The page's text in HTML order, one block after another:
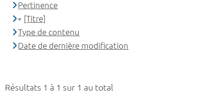
Résultats 1 à 1 sur 1 au total
Pertinence
[Titre]
Type de contenu
Date de dernière modification